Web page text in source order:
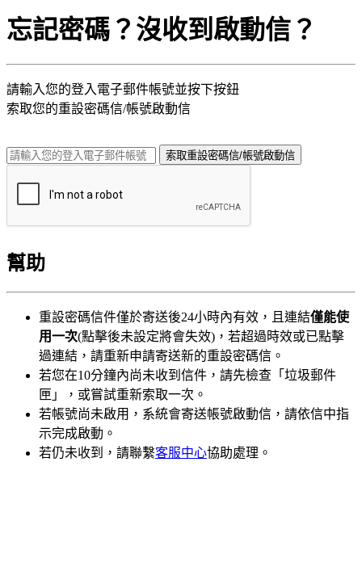
忘記密碼？沒收到啟動信？
請輸入您的登入電子郵件帳號並按下按鈕
索取您的重設密碼信/帳號啟動信
幫助
重設密碼信件僅於寄送後24小時內有效，且連結僅能使
用一次(點擊後未設定將會失效)，若超過時效或已點擊
過連結，請重新申請寄送新的重設密碼信。
若您在10分鐘內尚未收到信件，請先檢查「垃圾郵件
匣」，或嘗試重新索取一次。
若帳號尚未啟用，系統會寄送帳號啟動信，請依信中指
示完成啟動。
若仍未收到，請聯繫客服中心協助處理。